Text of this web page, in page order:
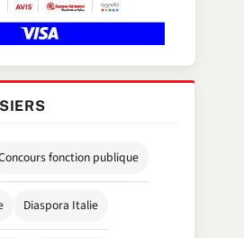
fonction publique
Diaspora Italie